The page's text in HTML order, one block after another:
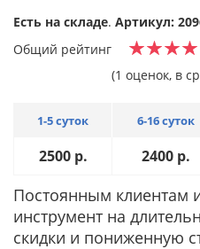
Есть на складе. Артикул:
Общий рейтинг
(1 оценок, в
1-5 суток 6-16 суток
2500 р. 2400 р.
Постоянным клиентам
инструмент на
скидки и пониженную